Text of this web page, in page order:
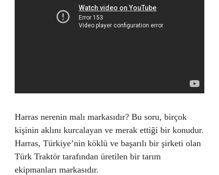
Harras nerenin malı markasıdır? Bu soru, birçok
kişinin aklını kurcalayan ve merak ettiği bir konudur.
Harras, Türkiye’nin köklü ve başarılı bir şirketi olan
Türk Traktör tarafından üretilen bir tarım
ekipmanları markasıdır.